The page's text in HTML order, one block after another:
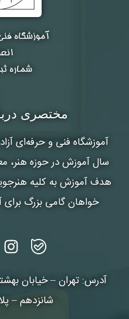
آموزشگاه
شماره ثبت
مختصری
آموزشگاه فنی و حرفه‌ای
سال آموزش در حوزه هنر،
هدف آموزش به کلیه
خواهان گامی بزرگ
آدرس: تهران – خیابان
شانزدهم – پلاک 58